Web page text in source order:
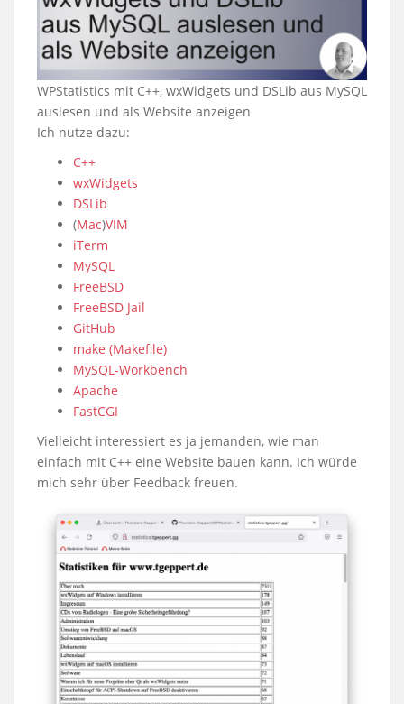
WPStatistics mit C++, wxWidgets und DSLib aus MySQL
auslesen und als Website anzeigen
Ich nutze dazu:
C++
wxWidgets
DSLib
(Mac)VIM
iTerm
MySQL
FreeBSD
FreeBSD Jail
GitHub
make (Makefile)
MySQL-Workbench
Apache
FastCGI
Vielleicht interessiert es ja jemanden, wie man
einfach mit C++ eine Website bauen kann. Ich würde
mich sehr über Feedback freuen.